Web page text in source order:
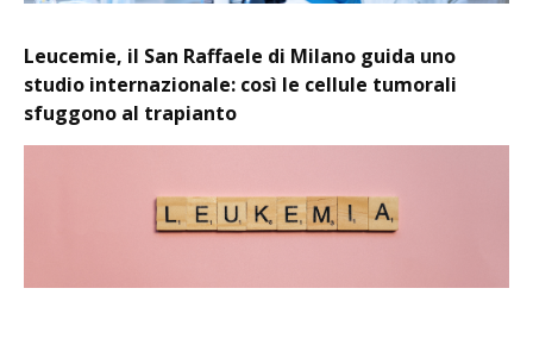
Leucemie, il San Raffaele di Milano guida uno
studio internazionale: così le cellule tumorali
sfuggono al trapianto